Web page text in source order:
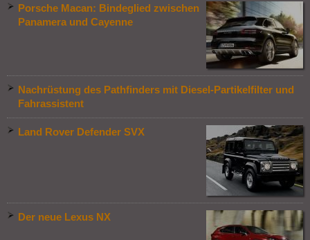
Porsche Macan: Bindeglied zwischen
Panamera und Cayenne
Nachrüstung des Pathfinders mit Diesel-Partikelfilter und
Fahrassistent
Land Rover Defender SVX
Der neue Lexus NX